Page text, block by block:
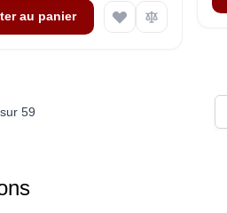
au panier
sur 59